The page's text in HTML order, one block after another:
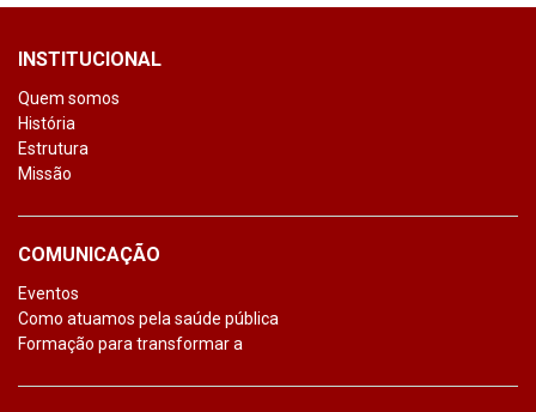
INSTITUCIONAL
Quem somos
História
Estrutura
Missão
COMUNICAÇÃO
Eventos
Como atuamos pela saúde pública
Formação para transformar a